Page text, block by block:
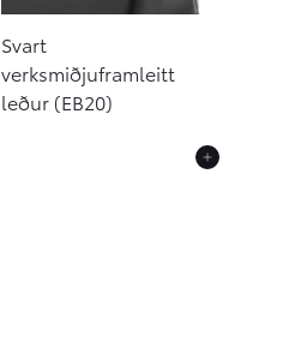
Svart
verksmiðjuframleitt
leður (EB20)